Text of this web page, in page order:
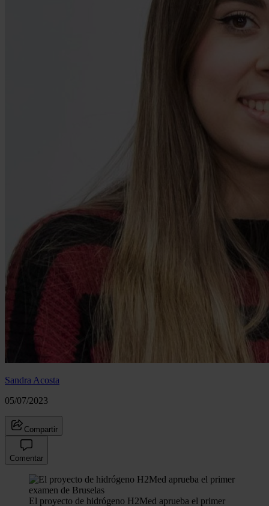
Sandra Acosta
05/07/2023
Compartir
Comentar
El proyecto de hidrógeno H2Med aprueba el primer